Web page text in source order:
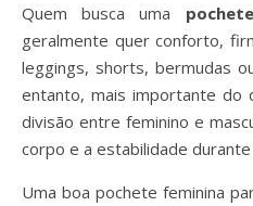
Quem busca uma
geralmente quer conforto,
leggings, shorts, bermudas
entanto, mais importante do
divisão entre feminino e
corpo e a estabilidade durante
Uma boa pochete feminina